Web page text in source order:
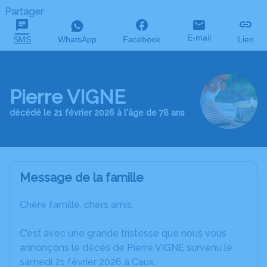
Partager
SMS WhatsApp Facebook E-mail Lien
Pierre VIGNE
décédé le 21 février 2026 à l'âge de 78 ans
Message de la famille
Chère famille, chers amis,
C’est avec une grande tristesse que nous vous
annonçons le décès de Pierre VIGNE survenu le
samedi 21 février 2026 à Caux.